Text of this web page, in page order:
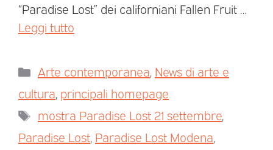
“Paradise Lost” dei californiani Fallen Fruit …
Leggi tutto
Arte contemporanea News di arte e
cultura principali homepage
mostra Paradise Lost 21 settembre
Paradise Lost Paradise Lost Modena